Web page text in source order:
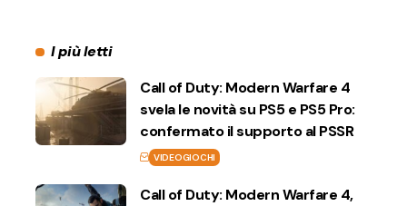
I più letti
Call of Duty: Modern Warfare 4
svela le novità su PS5 e PS5 Pro:
confermato il supporto al PSSR
VIDEOGIOCHI
Call of Duty: Modern Warfare 4,